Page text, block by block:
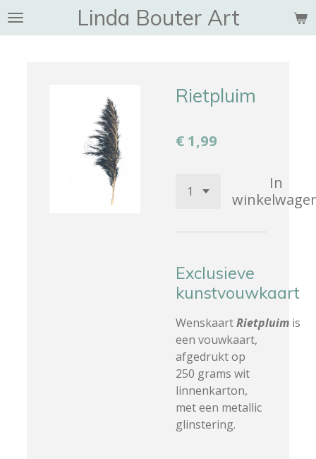
Ga
Linda Bouter Art
Rietpluim
€ 1,99
In
Exclusieve
kunstvouwkaart
WenskaartRietpluim is
een vouwkaart,
afgedrukt op
250 grams wit
linnenkarton,
met een metallic
glinstering.